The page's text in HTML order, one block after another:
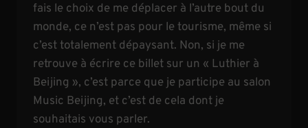
fais le choix de me déplacer à l’autre bout du
monde, ce n’est pas pour le tourisme, même si
c’est totalement dépaysant. Non, si je me
retrouve à écrire ce billet sur un « Luthier à
Beijing », c’est parce que je participe au salon
Music Beijing, et c’est de cela dont je
souhaitais vous parler.